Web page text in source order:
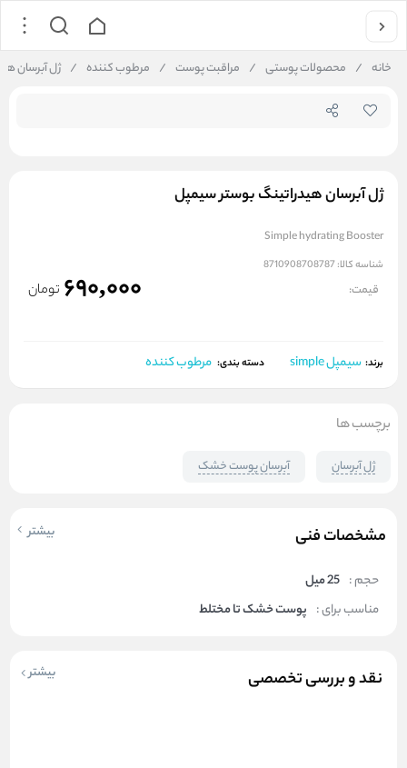
خانه / محصولات پوستی / مراقبت پوست / مرطوب کننده / ژل آبرسان
ژل آبرسان هیدراتینگ بوستر سیمپل
Simple hydrating Booster
شناسه کالا: 8710908708787
قیمت: 690,000 تومان
برند: سیمپل simple دسته بندی: مرطوب کننده
مشخصات فنی بیشتر
حجم : 25 میل
مناسب برای : پوست خشک تا مختلط
نقد و بررسی تخصصی بیشتر
برچسب ها
ژل آبرسان آبرسان پوست خشک